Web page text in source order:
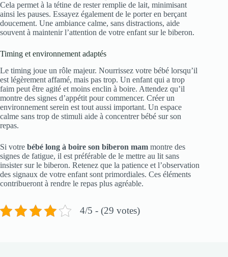
Cela permet à la tétine de rester remplie de lait, minimisant
ainsi les pauses. Essayez également de le porter en berçant
doucement. Une ambiance calme, sans distractions, aide
souvent à maintenir l’attention de votre enfant sur le biberon.
Timing et environnement adaptés
Le timing joue un rôle majeur. Nourrissez votre bébé lorsqu’il
est légèrement affamé, mais pas trop. Un enfant qui a trop
faim peut être agité et moins enclin à boire. Attendez qu’il
montre des signes d’appétit pour commencer. Créer un
environnement serein est tout aussi important. Un espace
calme sans trop de stimuli aide à concentrer bébé sur son
repas.
Si votre bébé long à boire son biberon mam montre des
signes de fatigue, il est préférable de le mettre au lit sans
insister sur le biberon. Retenez que la patience et l’observation
des signaux de votre enfant sont primordiales. Ces éléments
contribueront à rendre le repas plus agréable.
4/5 - (29 votes)